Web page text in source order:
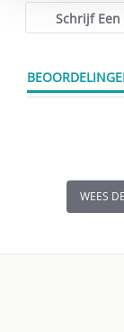
Schrijf Een
WEES